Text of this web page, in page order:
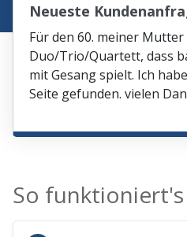
Neueste
Für den 60. meiner
Duo/Trio/Quartett, dass
mit Gesang spielt. Ich
Seite gefunden. vielen
So funktioniert's